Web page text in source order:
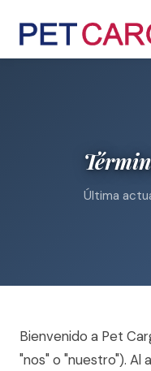
Última
Bienvenido a Pet
"nos" o "nuestro"). Al